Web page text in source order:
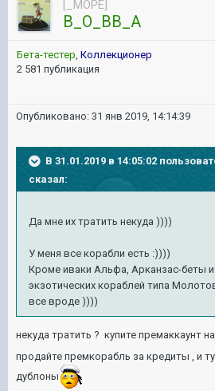
[_MOPE]
B_O_BB_A
Бета-тестер, Коллекционер
2 581 публикация
Опубликовано: 31 янв 2019, 14:14:39
В 31.01.2019 в 14:05:02
сказал:
Да мне их тратить некуда ))))
У меня все корабли есть :))))
Кроме иваки Альфа, Арканзас-беты
экзотических кораблей типа
все вроде ))))
некуда тратить ? купите премаккаунт
продайте премкорабль за кредиты , и
дублоны